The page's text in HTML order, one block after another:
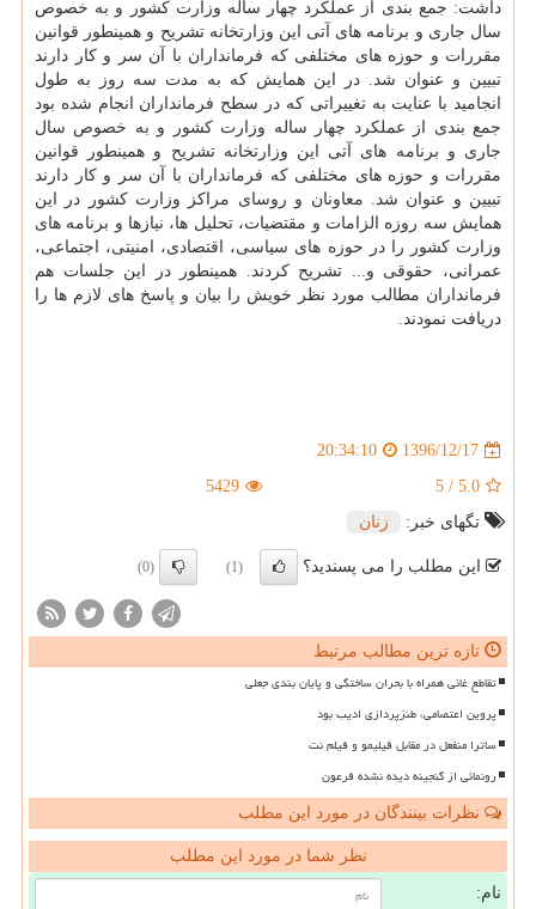
داشت: جمع بندی از عملكرد چهار ساله وزارت كشور و به خصوص
سال جاری و برنامه های آتی این وزارتخانه تشریح و همینطور قوانین
مقررات و حوزه های مختلفی كه فرمانداران با آن سر و كار دارند
تبیین و عنوان شد. در این همایش كه به مدت سه روز به طول
انجامید با عنایت به تغییراتی كه در سطح فرمانداران انجام شده بود
جمع بندی از عملكرد چهار ساله وزارت كشور و به خصوص سال
جاری و برنامه های آتی این وزارتخانه تشریح و همینطور قوانین
مقررات و حوزه های مختلفی كه فرمانداران با آن سر و كار دارند
تبیین و عنوان شد. معاونان و روسای مراكز وزارت كشور در این
همایش سه روزه الزامات و مقتضیات، تحلیل ها، نیازها و برنامه های
وزارت كشور را در حوزه های سیاسی، اقتصادی، امنیتی، اجتماعی،
عمرانی، حقوقی و... تشریح كردند. همینطور در این جلسات هم
فرمانداران مطالب مورد نظر خویش را بیان و پاسخ های لازم ها را
دریافت نمودند.
1396/12/17
20:34:10
5.0
/
5
5429
تگهای خبر:
زنان
این مطلب را می پسندید؟ (1)
(0)
تازه ترین مطالب مرتبط
تقاطع غائی همراه با بحران ساختگی و پایان بندی جعلی
پروین اعتصامی، طنزپردازی ادیب بود
ساترا منفعل در مقابل فیلیمو و فیلم نت
رونمائی از گنجینه دیده نشده فرعون
نظرات بینندگان در مورد این مطلب
نظر شما در مورد این مطلب
نام: